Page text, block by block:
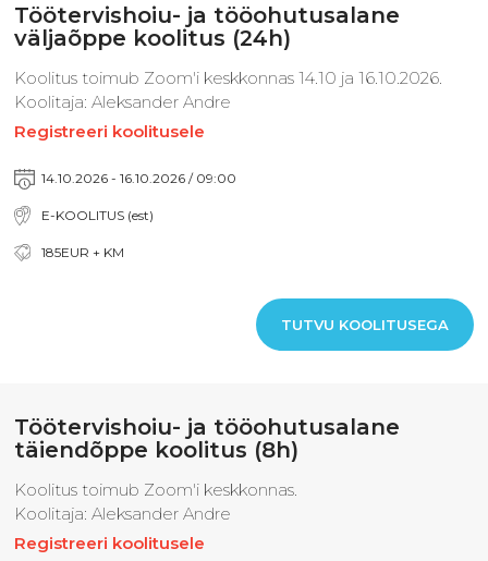
Töötervishoiu- ja tööohutusalane
väljaõppe koolitus (24h)
Koolitus toimub Zoom'i keskkonnas 14.10 ja 16.10.2026.
Koolitaja: Aleksander Andre
Registreeri koolitusele
14.10.2026 - 16.10.2026 / 09:00
E-KOOLITUS (est)
185EUR + KM
TUTVU KOOLITUSEGA
Töötervishoiu- ja tööohutusalane
täiendõppe koolitus (8h)
Koolitus toimub Zoom'i keskkonnas.
Koolitaja: Aleksander Andre
Registreeri koolitusele